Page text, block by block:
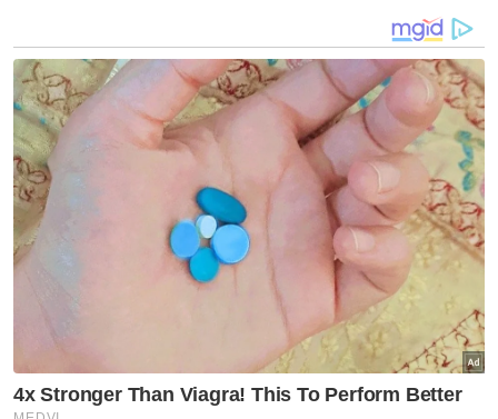
Arshad Abdul daripada PPRS.
Sementara itu, penyandang Dewan